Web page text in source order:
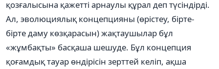
қозғалысына қажетті арнаулы құрал деп түсіндірді.
Ал, эволюциялық концепцияны (өрістеу, бірте-
бірте даму көзқарасын) жақтаушылар бұл
«жұмбақты» басқаша шешуде. Бұл концепция
қоғамдық тауар өндірісін зерттей келіп, ақша